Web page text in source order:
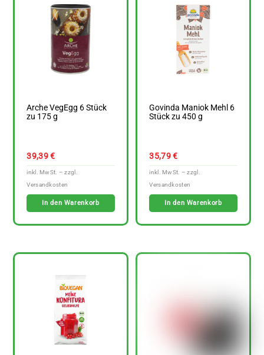
Arche VegEgg 6 Stück
zu 175 g
39,39€
In den Warenkorb
Govinda Maniok Mehl 6
Stück zu 450 g
35,79€
In den Warenkorb